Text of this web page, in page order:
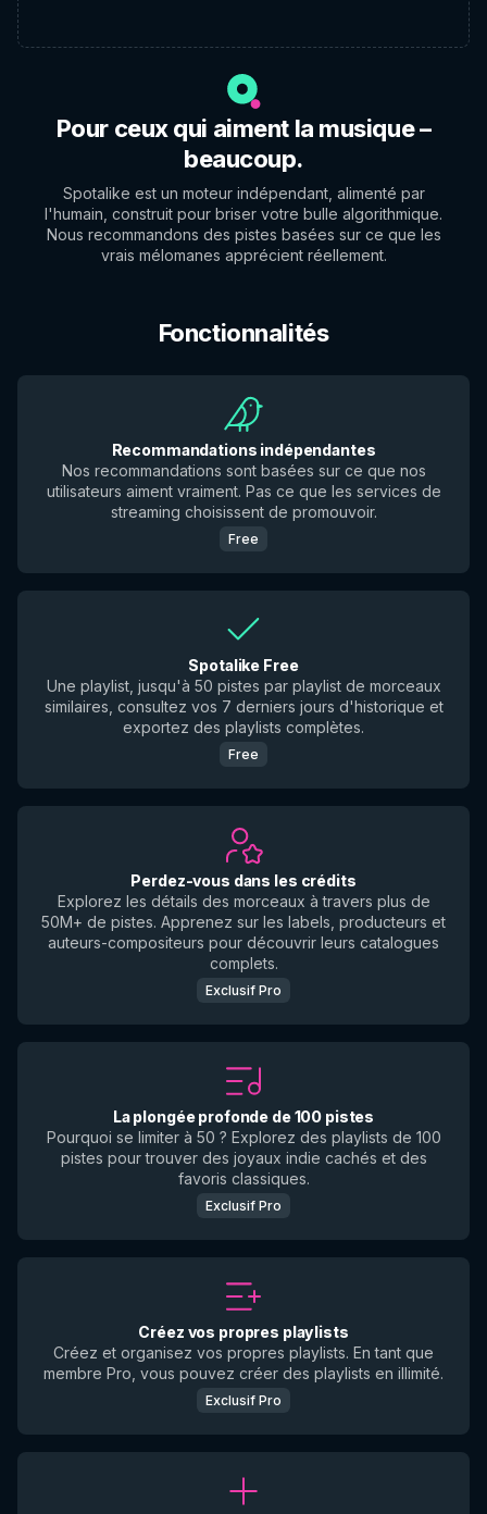
Pour ceux qui aiment la musique –
beaucoup.
Spotalike est un moteur indépendant, alimenté par
l'humain, construit pour briser votre bulle algorithmique.
Nous recommandons des pistes basées sur ce que les
vrais mélomanes apprécient réellement.
Fonctionnalités
Recommandations indépendantes
Nos recommandations sont basées sur ce que nos
utilisateurs aiment vraiment. Pas ce que les services de
streaming choisissent de promouvoir.
Free
Spotalike Free
Une playlist, jusqu'à 50 pistes par playlist de morceaux
similaires, consultez vos 7 derniers jours d'historique et
exportez des playlists complètes.
Free
Perdez-vous dans les crédits
Explorez les détails des morceaux à travers plus de
50M+ de pistes. Apprenez sur les labels, producteurs et
auteurs-compositeurs pour découvrir leurs catalogues
complets.
Exclusif Pro
La plongée profonde de 100 pistes
Pourquoi se limiter à 50 ? Explorez des playlists de 100
pistes pour trouver des joyaux indie cachés et des
favoris classiques.
Exclusif Pro
Créez vos propres playlists
Créez et organisez vos propres playlists. En tant que
membre Pro, vous pouvez créer des playlists en illimité.
Exclusif Pro